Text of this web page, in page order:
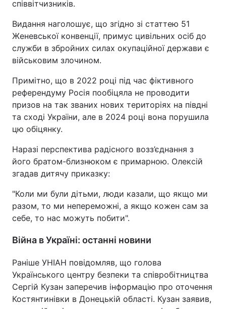
співвітчизників.
Видання наголошує, що згідно зі статтею 51
Женевської конвенції, примус цивільних осіб до
служби в збройних силах окупаційної держави є
військовим злочином.
Примітно, що в 2022 році під час фіктивного
референдуму Росія пообіцяла не проводити
призов на так званих нових територіях на півдні
та сході України, але в 2024 році вона порушила
цю обіцянку.
Наразі перспектива радісного возз’єднання з
його братом-близнюком є примарною. Олексій
згадав дитячу приказку:
"Коли ми були дітьми, люди казали, що якщо ми
разом, то ми непереможні, а якщо кожен сам за
себе, то нас можуть побити".
Війна в Україні: останні новини
Раніше УНІАН повідомляв, що голова
Українського центру безпеки та співробітництва
Сергій Кузан заперечив інформацію про оточення
Костянтинівки в Донецькій області. Кузан заявив,